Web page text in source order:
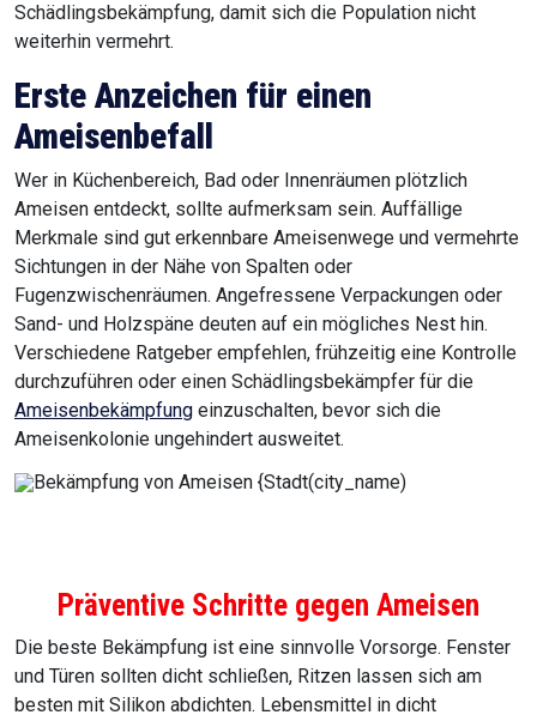
Schädlingsbekämpfung, damit sich die Population nicht
weiterhin vermehrt.
Erste Anzeichen für einen
Ameisenbefall
Wer in Küchenbereich, Bad oder Innenräumen plötzlich
Ameisen entdeckt, sollte aufmerksam sein. Auffällige
Merkmale sind gut erkennbare Ameisenwege und vermehrte
Sichtungen in der Nähe von Spalten oder
Fugenzwischenräumen. Angefressene Verpackungen oder
Sand- und Holzspäne deuten auf ein mögliches Nest hin.
Verschiedene Ratgeber empfehlen, frühzeitig eine Kontrolle
durchzuführen oder einen Schädlingsbekämpfer für die
Ameisenbekämpfung einzuschalten, bevor sich die
Ameisenkolonie ungehindert ausweitet.
Präventive Schritte gegen Ameisen
Die beste Bekämpfung ist eine sinnvolle Vorsorge. Fenster
und Türen sollten dicht schließen, Ritzen lassen sich am
besten mit Silikon abdichten. Lebensmittel in dicht